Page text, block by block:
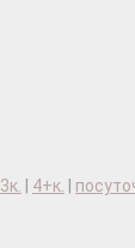
3к. 4+к.